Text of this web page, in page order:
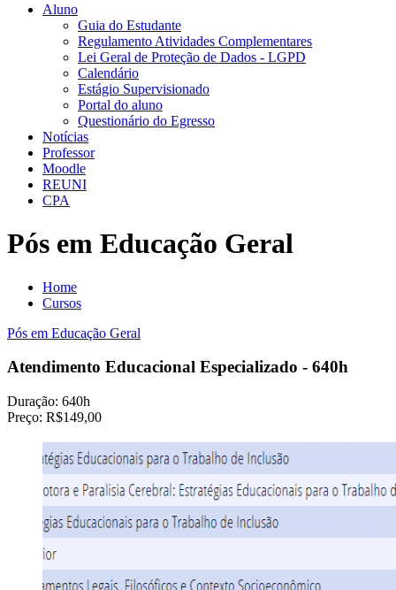
Aluno
Guia do Estudante
Regulamento Atividades Complementares
Lei Geral de Proteção de Dados - LGPD
Calendário
Estágio Supervisionado
Portal do aluno
Questionário do Egresso
Notícias
Professor
Moodle
REUNI
CPA
Pós em Educação Geral
Home
Cursos
Pós em Educação Geral
Atendimento Educacional Especializado - 640h
Duração: 640h
Preço: R$149,00